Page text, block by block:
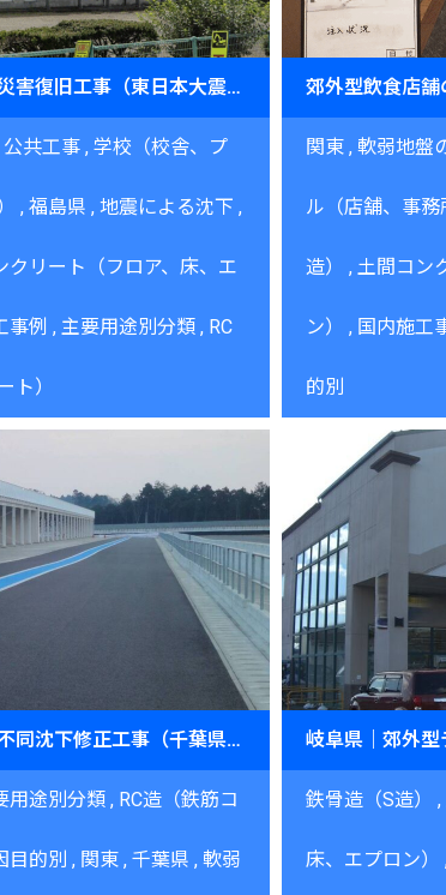
福島県某体育館床災害復旧工事（東日本大震災）
公共工事 学校（校舎、プ
福島県 地震による沈下
クリート（フロア、床、エ
事例 主要用途別分類 RC
ト）
関東 軟弱地盤
ル（店舗、事務
造） 土間コン
ン） 国内施工
的別
サーキット施設の不同沈下修正工事（千葉県）～ピット・ピットロードの精密レベル復元～
用途別分類 RC造（鉄筋コ
目的別 関東 千葉県 軟弱
鉄骨造（S造）
床、エプロン）